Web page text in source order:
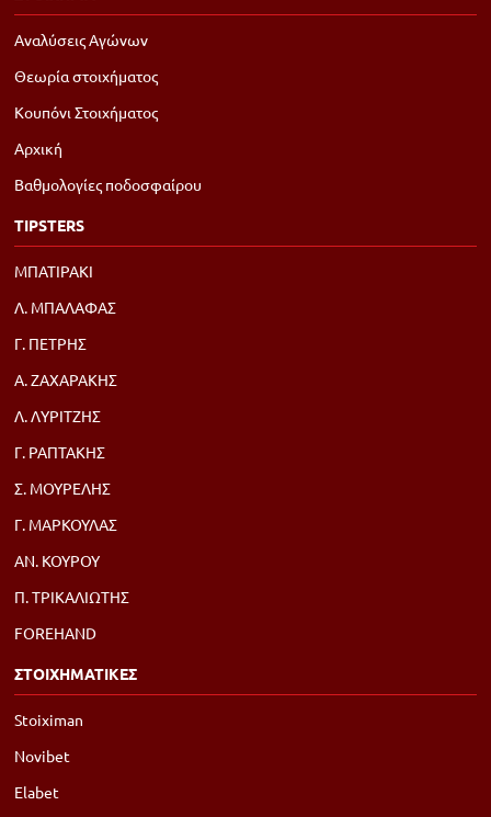
Αναλύσεις Αγώνων
Θεωρία στοιχήματος
Κουπόνι Στοιχήματος
Αρχική
Βαθμολογίες ποδοσφαίρου
TIPSTERS
ΜΠΑΤΙΡΑΚΙ
Λ. ΜΠΑΛΑΦΑΣ
Γ. ΠΕΤΡΗΣ
Α. ΖΑΧΑΡΑΚΗΣ
Λ. ΛΥΡΙΤΖΗΣ
Γ. ΡΑΠΤΑΚΗΣ
Σ. ΜΟΥΡΕΛΗΣ
Γ. ΜΑΡΚΟΥΛΑΣ
ΑΝ. ΚΟΥΡΟΥ
Π. ΤΡΙΚΑΛΙΩΤΗΣ
FOREHAND
ΣΤΟΙΧΗΜΑΤΙΚΕΣ
Stoiximan
Novibet
Elabet